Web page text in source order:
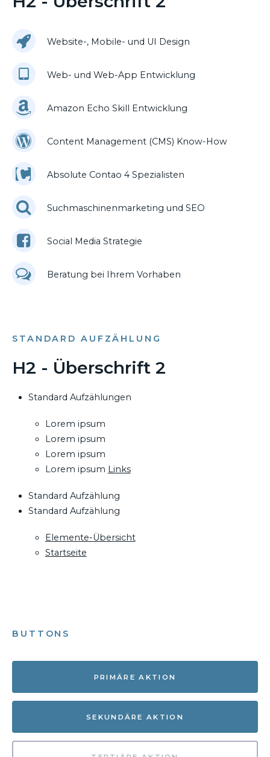
Website-, Mobile- und UI Design
Web- und Web-App Entwicklung
Amazon Echo Skill Entwicklung
Content Management (CMS) Know-How
Absolute Contao 4 Spezialisten
Suchmaschinenmarketing und SEO
Social Media Strategie
Beratung bei Ihrem Vorhaben
STANDARD AUFZÄHLUNG
H2 - Überschrift 2
Standard Aufzählungen
Lorem ipsum
Lorem ipsum
Lorem ipsum
Lorem ipsum Links
Standard Aufzählung
Standard Aufzählung
Elemente-Übersicht
Startseite
BUTTONS
PRIMÄRE AKTION
SEKUNDÄRE AKTION